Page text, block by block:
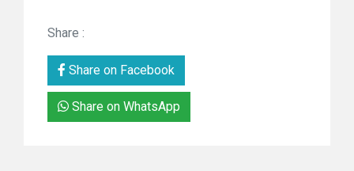
Share :
Share on Facebook
Share on WhatsApp